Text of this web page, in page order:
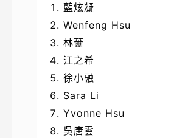
藍炫凝
Wenfeng Hsu
林薾
江之希
徐小融
Sara Li
Yvonne Hsu
吳唐雲